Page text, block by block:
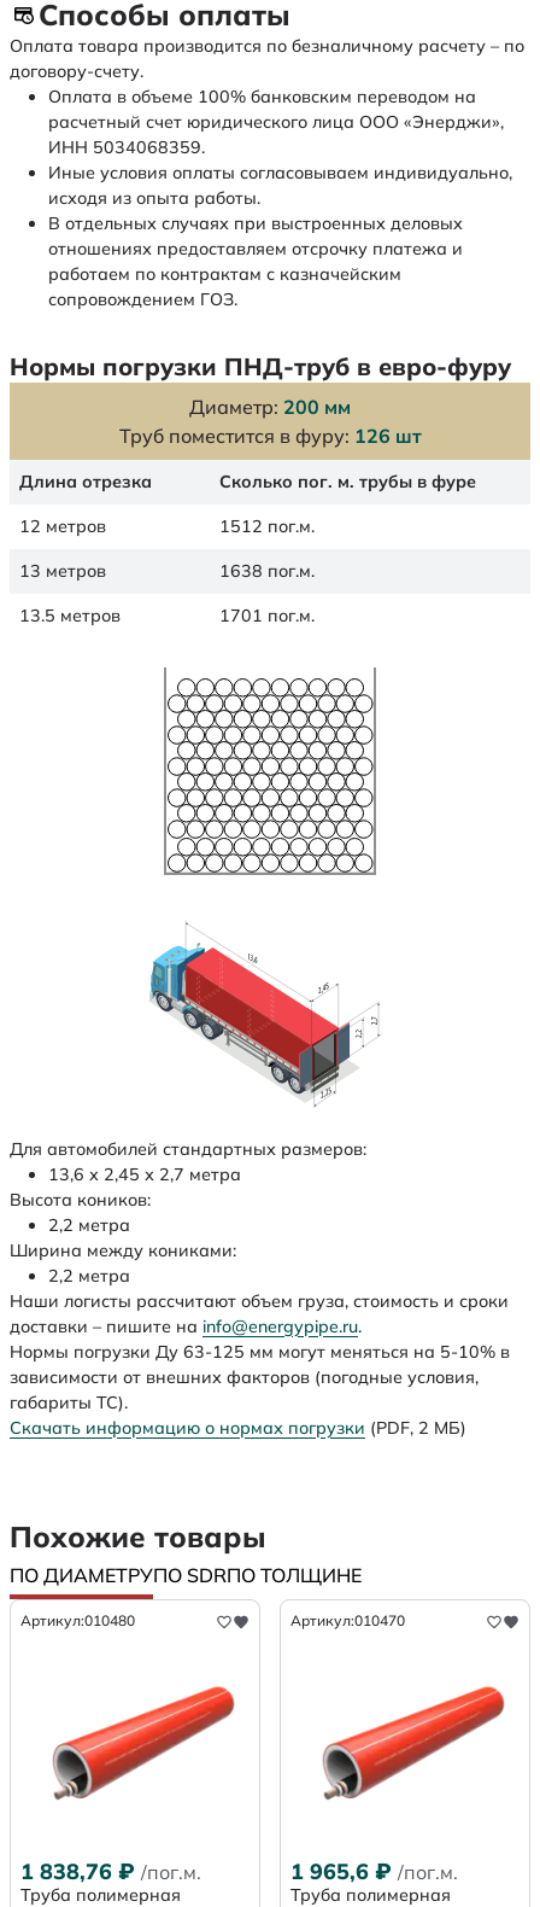
Способы оплаты
Оплата товара производится по безналичному расчету – по
договору-счету.
Оплата в объеме 100% банковским переводом на
расчетный счет юридического лица ООО «Энерджи»,
ИНН 5034068359.
Иные условия оплаты согласовываем индивидуально,
исходя из опыта работы.
В отдельных случаях при выстроенных деловых
отношениях предоставляем отсрочку платежа и
работаем по контрактам с казначейским
сопровождением ГОЗ.
Нормы погрузки ПНД-труб в евро-фуру
Диаметр: 200 мм
Труб поместится в фуру: 126 шт
Длина отрезка Сколько пог. м. трубы в фуре
12 метров 1512 пог.м.
13 метров 1638 пог.м.
13.5 метров 1701 пог.м.
Для автомобилей стандартных размеров:
13,6 х 2,45 х 2,7 метра
Высота коников:
2,2 метра
Ширина между кониками:
2,2 метра
Наши логисты рассчитают объем груза, стоимость и сроки
доставки – пишите на info@energypipe.ru.
Нормы погрузки Ду 63-125 мм могут меняться на 5-10% в
зависимости от внешних факторов (погодные условия,
габариты ТС).
Скачать информацию о нормах погрузки (PDF, 2 МБ)
Похожие товары
ПО ДИАМЕТРУПО SDRПО ТОЛЩИНЕ
Артикул:010480
1 838,76 ₽ /пог.м.
Труба полимерная
Артикул:010470
1 965,6 ₽ /пог.м.
Труба полимерная